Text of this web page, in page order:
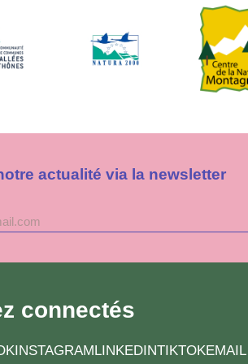
actualité via la newsletter
connectés
INSTAGRAM LINKEDINTIKTOKEMAIL